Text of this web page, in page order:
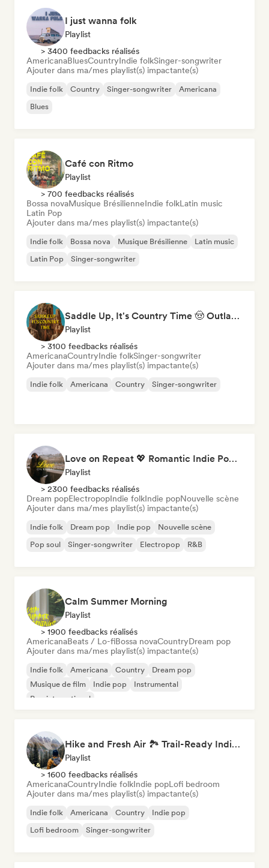
I just wanna folk
Playlist
> 3400 feedbacks réalisés
AmericanaBluesCountryIndie folkSinger-songwriter
Ajouter dans ma/mes playlist(s) impactante(s)
Indie folk Country Singer-songwriter
Americana
Blues
Café con Ritmo
Playlist
> 700 feedbacks réalisés
Bossa novaMusique BrésilienneIndie folkLatin music
Latin Pop
Ajouter dans ma/mes playlist(s) impactante(s)
Indie folk Bossa nova Musique Brésilienne
Latin music
Latin Pop
Singer-songwriter
Saddle Up, It's Country Time 🤠 Outlaw Country, Americana & Country Rock
Playlist
> 3100 feedbacks réalisés
AmericanaCountryIndie folkSinger-songwriter
Ajouter dans ma/mes playlist(s) impactante(s)
Indie folk Americana Country Singer-songwriter
Love on Repeat 💖 Romantic Indie Pop, Neo Soul & Singer-Songwriter
Playlist
> 2300 feedbacks réalisés
Dream popElectropopIndie folkIndie popNouvelle scène
Ajouter dans ma/mes playlist(s) impactante(s)
Indie folk Dream pop Indie pop
Nouvelle scène
Pop soul
Singer-songwriter Electropop R&B
Calm Summer Morning
Playlist
> 1900 feedbacks réalisés
AmericanaBeats / Lo-fiBossa novaCountryDream pop
Ajouter dans ma/mes playlist(s) impactante(s)
Indie folk Americana Country
Dream pop
Musique de film
Indie pop
Instrumental
Pop international
Hike and Fresh Air 🏞️ Trail-Ready Indie Folk & Acoustic
Playlist
> 1600 feedbacks réalisés
AmericanaCountryIndie folkIndie popLofi bedroom
Ajouter dans ma/mes playlist(s) impactante(s)
Indie folk Americana Country
Indie pop
Lofi bedroom
Singer-songwriter